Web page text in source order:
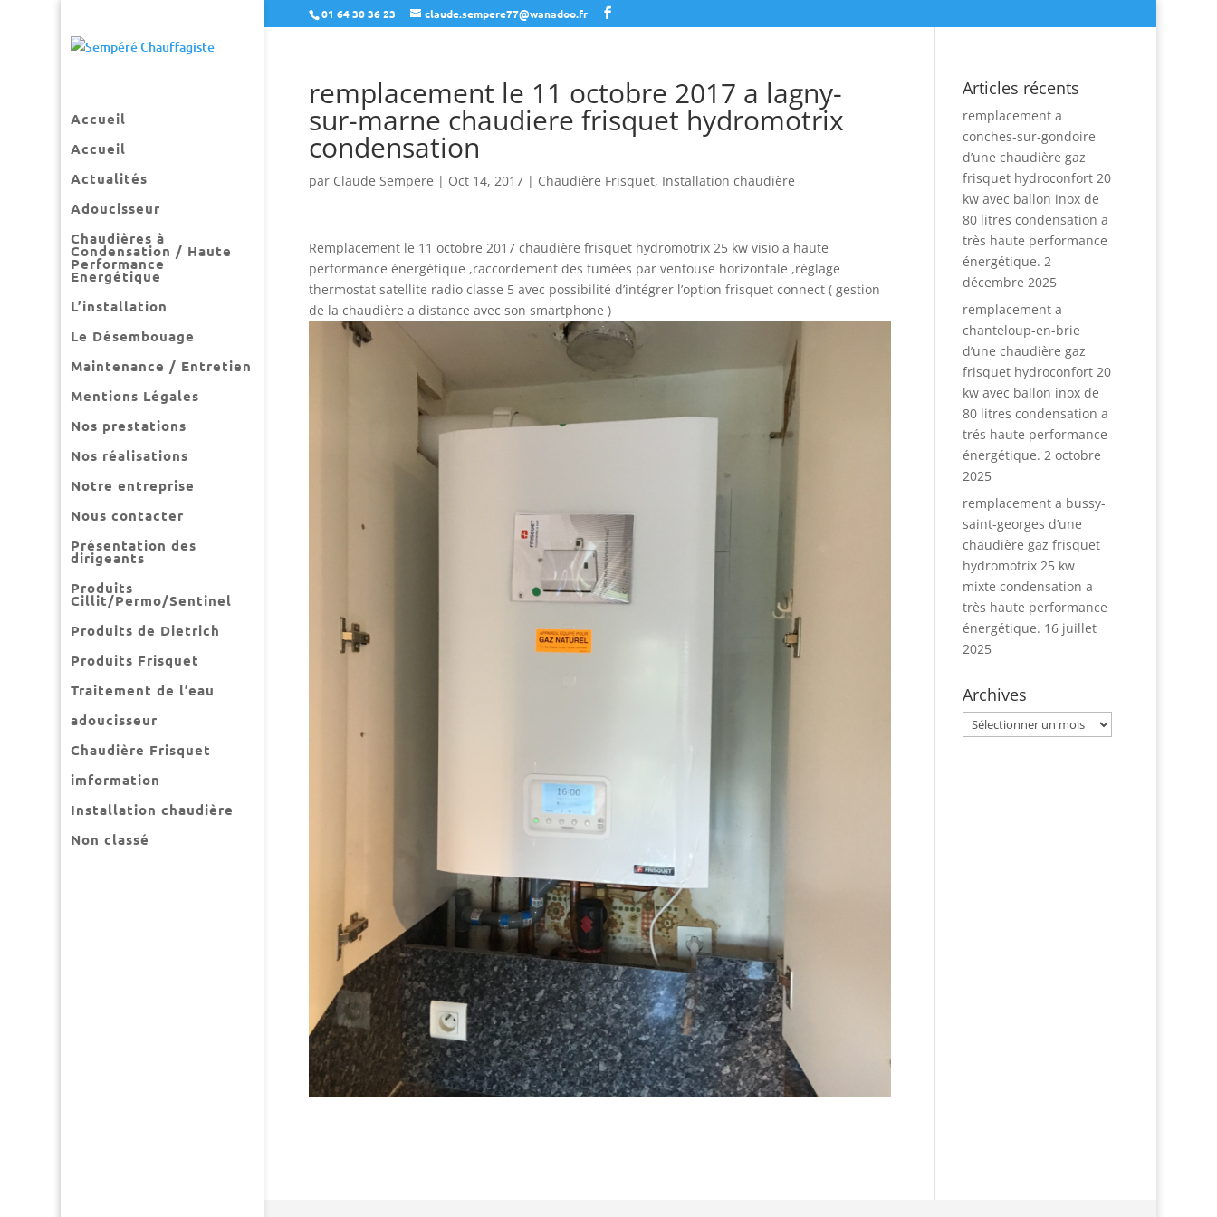
01 64 30 36 23 claude.sempere77@wanadoo.fr
Accueil
Accueil
Actualités
Adoucisseur
Chaudières à
Condensation / Haute
Performance
Energétique
L’installation
Le Désembouage
Maintenance / Entretien
Mentions Légales
Nos prestations
Nos réalisations
Notre entreprise
Nous contacter
Présentation des
dirigeants
Produits
Cillit/Permo/Sentinel
Produits de Dietrich
Produits Frisquet
Traitement de l’eau
adoucisseur
Chaudière Frisquet
imformation
Installation chaudière
Non classé
remplacement le 11 octobre 2017 a lagny-
sur-marne chaudiere frisquet hydromotrix
condensation
par Claude Sempere | Oct 14, 2017 | Chaudière Frisquet, Installation chaudière
Remplacement le 11 octobre 2017 chaudière frisquet hydromotrix 25 kw visio a haute
performance énergétique ,raccordement des fumées par ventouse horizontale ,réglage
thermostat satellite radio classe 5 avec possibilité d’intégrer l’option frisquet connect ( gestion
de la chaudière a distance avec son smartphone )
Articles récents
remplacement a
conches-sur-gondoire
d’une chaudière gaz
frisquet hydroconfort 20
kw avec ballon inox de
80 litres condensation a
très haute performance
énergétique. 2
décembre 2025
remplacement a
chanteloup-en-brie
d’une chaudière gaz
frisquet hydroconfort 20
kw avec ballon inox de
80 litres condensation a
trés haute performance
énergétique. 2 octobre
2025
remplacement a bussy-
saint-georges d’une
chaudière gaz frisquet
hydromotrix 25 kw
mixte condensation a
très haute performance
énergétique. 16 juillet
2025
Archives
Archives